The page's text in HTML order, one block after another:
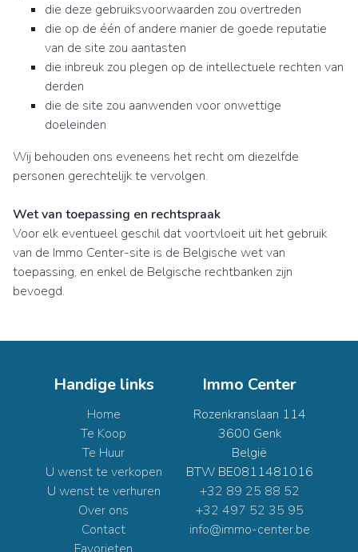
die deze gebruiksvoorwaarden zou overtreden
die op de één of andere manier de goede reputatie
van de site zou aantasten
die inbreuk zou plegen op de intellectuele rechten van
derden
die de site zou aanwenden voor onwettige
doeleinden
Wij behouden ons eveneens het recht om diezelfde
personen gerechtelijk te vervolgen.
Wet van toepassing en rechtspraak
Voor elk eventueel geschil dat voortvloeit uit het gebruik
van de Immo Center-site is de Belgische wet van
toepassing, en enkel de Belgische rechtbanken zijn
bevoegd.
Handige links
Home
Te Koop
Te Huur
U wenst te verkopen
U wenst te verhuren
Over ons
Contact
Immo Center
Rozenkranslaan 114
3600 Genk
België
BTW BE0811481016
+32 89 25 88 52
+32 497 52 35 95
info@immo-center.be